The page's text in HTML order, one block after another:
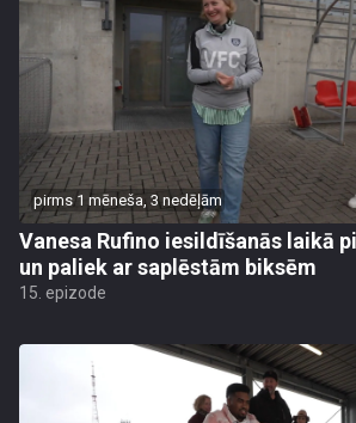
pirms 1 mēneša, 3 nedēļām
Vanesa Rufino iesildīšanās laikā
un paliek ar saplēstām biksēm
15. epizode